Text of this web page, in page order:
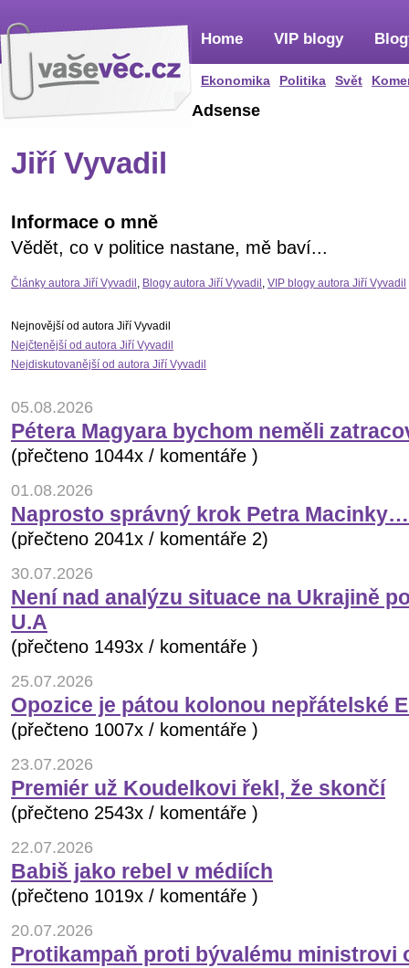
Home
Ekonomika Politika Svět
VIP blogy
Adsense
Jiří Vyvadil
Informace o mně
Vědět, co v politice nastane, mě baví...
Články autora Jiří Vyvadil , Blogy autora Jiří Vyvadil , VIP blogy autora Jiří Vyvadil
Nejnovější od autora Jiří Vyvadil
Nejčtenější od autora Jiří Vyvadil
Nejdiskutovanější od autora Jiří Vyvadil
05.08.2026
Pétera Magyara bychom neměli
(přečteno 1044x / komentáře )
01.08.2026
Naprosto správný krok Petra Macinky…
(přečteno 2041x / komentáře 2)
30.07.2026
Není nad analýzu situace na Ukrajině
U.A
(přečteno 1493x / komentáře )
25.07.2026
Opozice je pátou kolonou nepřátelské
(přečteno 1007x / komentáře )
23.07.2026
Premiér už Koudelkovi řekl, že skončí
(přečteno 2543x / komentáře )
22.07.2026
Babiš jako rebel v médiích
(přečteno 1019x / komentáře )
20.07.2026
Protikampaň proti bývalému ministrovi